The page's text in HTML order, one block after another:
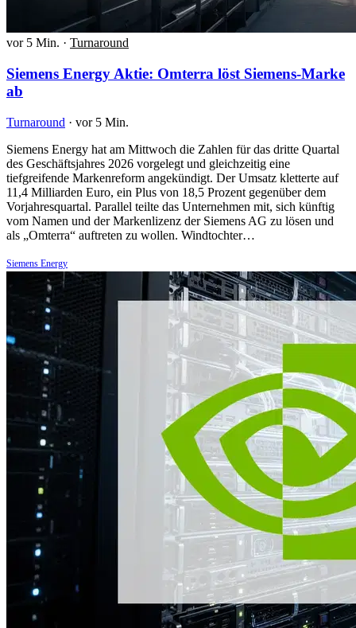
vor 5 Min. · Turnaround
Siemens Energy Aktie: Omterra löst Siemens-Marke
ab
Turnaround · vor 5 Min.
Siemens Energy hat am Mittwoch die Zahlen für das dritte Quartal
des Geschäftsjahres 2026 vorgelegt und gleichzeitig eine
tiefgreifende Markenreform angekündigt. Der Umsatz kletterte auf
11,4 Milliarden Euro, ein Plus von 18,5 Prozent gegenüber dem
Vorjahresquartal. Parallel teilte das Unternehmen mit, sich künftig
vom Namen und der Markenlizenz der Siemens AG zu lösen und
als „Omterra“ auftreten zu wollen. Windtochter…
Siemens Energy